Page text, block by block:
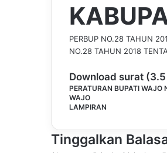
PERBUP NO.28 TAHUN
NO.28 TAHUN 2018
Download surat
PERATURAN BUPATI WAJO
WAJO
LAMPIRAN
Tinggalkan